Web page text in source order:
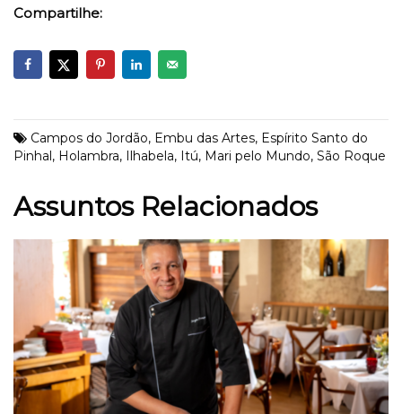
Compartilhe:
Campos do Jordão, Embu das Artes, Espírito Santo do
Pinhal, Holambra, Ilhabela, Itú, Mari pelo Mundo, São Roque
Assuntos Relacionados